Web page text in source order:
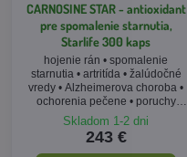
CARNOSINE STAR - antioxidant
pre spomalenie starnutia,
Starlife 300 kaps
hojenie rán • spomalenie
starnutia • artritída • žalúdočné
vredy • Alzheimerova choroba •
ochorenia pečene • poruchy
spánku • výhodné XXL balenie
Skladom 1-2 dni
243 €